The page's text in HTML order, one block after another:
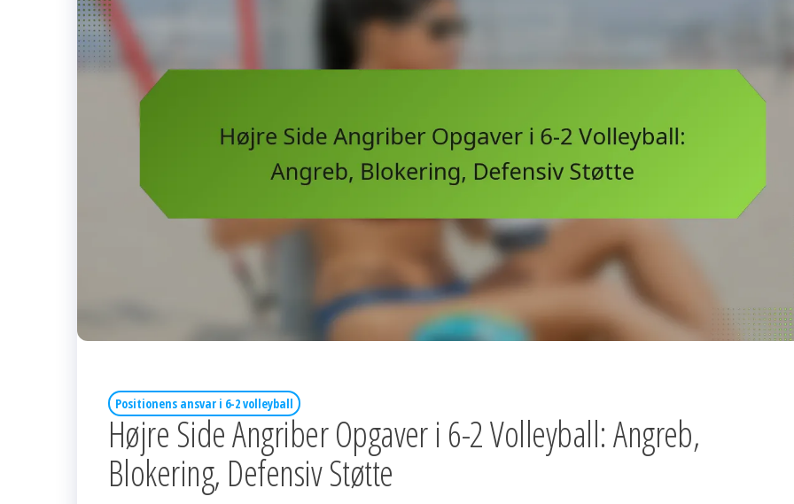
Positionens ansvar i 6-2 volleyball
Højre Side Angriber Opgaver i 6-2 Volleyball: Angreb,
Blokering, Defensiv Støtte